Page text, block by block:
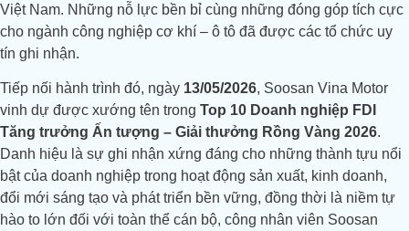
Việt Nam. Những nỗ lực bền bỉ cùng những đóng góp tích cực
cho ngành công nghiệp cơ khí – ô tô đã được các tổ chức uy
tín ghi nhận.
Tiếp nối hành trình đó, ngày 13/05/2026, Soosan Vina Motor
vinh dự được xướng tên trong Top 10 Doanh nghiệp FDI
Tăng trưởng Ấn tượng – Giải thưởng Rồng Vàng 2026.
Danh hiệu là sự ghi nhận xứng đáng cho những thành tựu nổi
bật của doanh nghiệp trong hoạt động sản xuất, kinh doanh,
đổi mới sáng tạo và phát triển bền vững, đồng thời là niềm tự
hào to lớn đối với toàn thể cán bộ, công nhân viên Soosan